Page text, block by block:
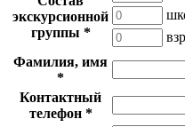
экскурсионной
группы *
Фамилия, имя
*
Контактный
телефон *